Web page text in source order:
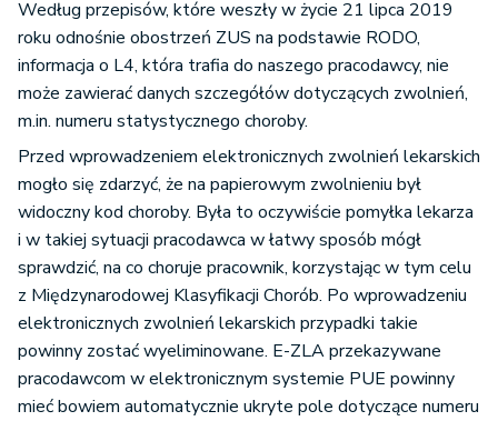
Według przepisów, które weszły w życie 21 lipca 2019
roku odnośnie obostrzeń ZUS na podstawie RODO,
informacja o L4, która trafia do naszego pracodawcy, nie
może zawierać danych szczegółów dotyczących zwolnień,
m.in. numeru statystycznego choroby.
Przed wprowadzeniem elektronicznych zwolnień lekarskich
mogło się zdarzyć, że na papierowym zwolnieniu był
widoczny kod choroby. Była to oczywiście pomyłka lekarza
i w takiej sytuacji pracodawca w łatwy sposób mógł
sprawdzić, na co choruje pracownik, korzystając w tym celu
z Międzynarodowej Klasyfikacji Chorób. Po wprowadzeniu
elektronicznych zwolnień lekarskich przypadki takie
powinny zostać wyeliminowane. E-ZLA przekazywane
pracodawcom w elektronicznym systemie PUE powinny
mieć bowiem automatycznie ukryte pole dotyczące numeru